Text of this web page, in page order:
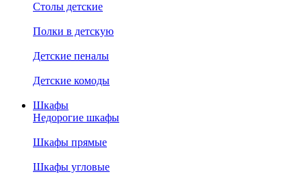
Столы детские
Полки в детскую
Детские пеналы
Детские комоды
Шкафы
Недорогие шкафы
Шкафы прямые
Шкафы угловые